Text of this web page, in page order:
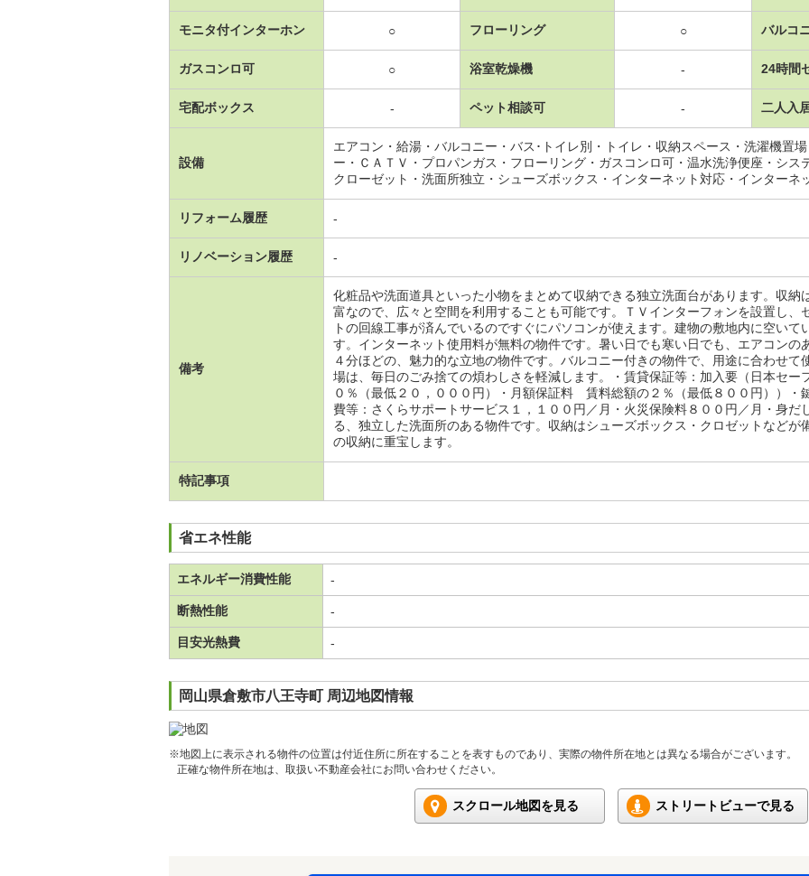
モニタ付インターホン ○ フローリング ○ バルコ
ガスコンロ可 ○ 浴室乾燥機 - 24時間
宅配ボックス - ペット相談可 - 二人入
設備
エアコン・給湯・バルコニー・バス･トイレ別・トイレ・収納スペース・洗濯機置
ー・ＣＡＴＶ・プロパンガス・フローリング・ガスコンロ可・温水洗浄便座・シス
クローゼット・洗面所独立・シューズボックス・インターネット対応・インターネ
リフォーム履歴 -
リノベーション履歴 -
備考
化粧品や洗面道具といった小物をまとめて収納できる独立洗面台があります。収納
富なので、広々と空間を利用することも可能です。ＴＶインターフォンを設置し、
トの回線工事が済んでいるのですぐにパソコンが使えます。建物の敷地内に空いて
す。インターネット使用料が無料の物件です。暑い日でも寒い日でも、エアコンの
４分ほどの、魅力的な立地の物件です。バルコニー付きの物件で、用途に合わせて
場は、毎日のごみ捨ての煩わしさを軽減します。・賃貸保証等：加入要（日本セ
０％（最低２０，０００円）・月額保証料 賃料総額の２％（最低８００円））・
費等：さくらサポートサービス１，１００円／月・火災保険料８００円／月・身だ
る、独立した洗面所のある物件です。収納はシューズボックス・クロゼットなどが
の収納に重宝します。
特記事項
省エネ性能
エネルギー消費性能 -
断熱性能 -
目安光熱費 -
岡山県倉敷市八王寺町 周辺地図情報
※地図上に表示される物件の位置は付近住所に所在することを表すものであり、実際の物件所在地とは異なる場合がございます。
正確な物件所在地は、取扱い不動産会社にお問い合わせください。
スクロール地図を見る ストリートビューで見る